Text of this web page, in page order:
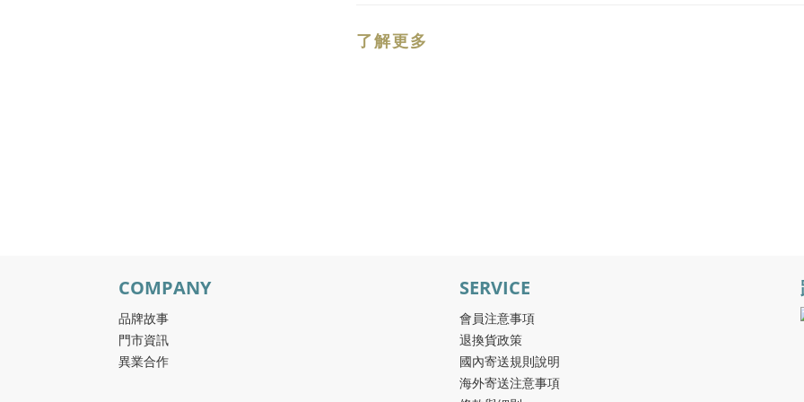
了解更多
COMPANY
品牌故事
門市資訊
異業合作
SERVICE
會員注意事項
退換貨政策
國內寄送規則說明
海外寄送注意事項